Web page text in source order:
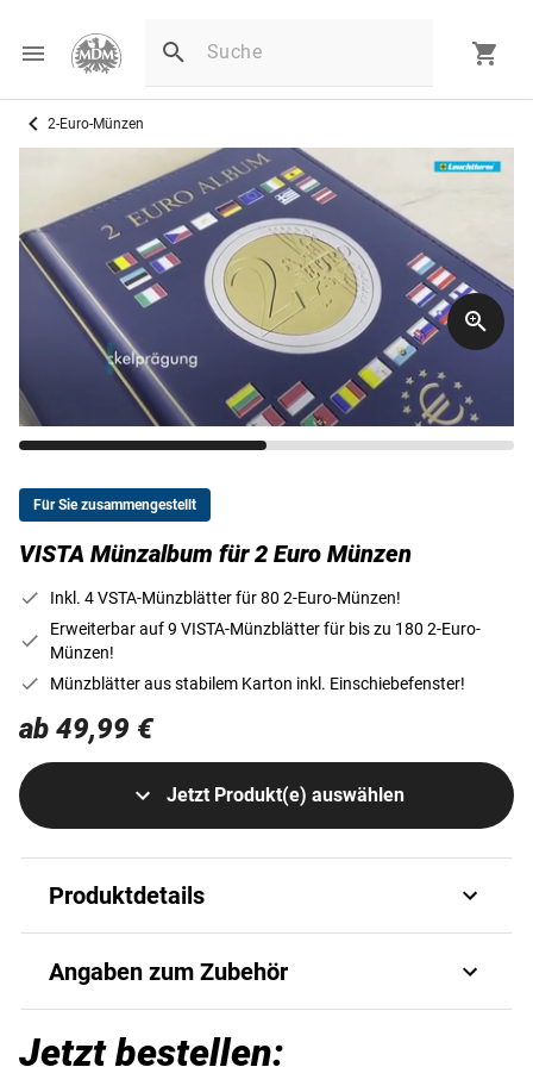
2-Euro-Münzen
Für Sie zusammengestellt
VISTA Münzalbum für 2 Euro Münzen
Inkl. 4 VSTA-Münzblätter für 80 2-Euro-Münzen!
Erweiterbar auf 9 VISTA-Münzblätter für bis zu 180 2-Euro-
Münzen!
Münzblätter aus stabilem Karton inkl. Einschiebefenster!
ab 49,99 €
Jetzt Produkt(e) auswählen
Produktdetails
Das Album zur komfortablen Aufbewahrung von 2-Euro-
Münzen beinhaltet 4 VISTA-Münzblätter für insgesamt 80
2-Euro-Münzen, die aus stabilem Karton gefertigt sind und
Angaben zum Zubehör
Art.-Nr.
Jetzt bestellen: